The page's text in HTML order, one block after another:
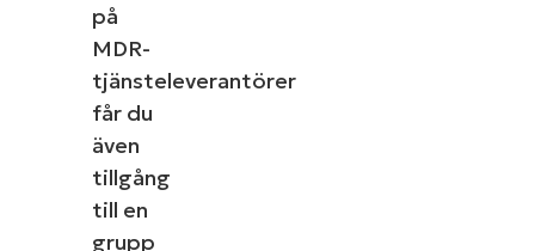
på
MDR-
tjänsteleverantörer
får du
även
tillgång
till en
grupp